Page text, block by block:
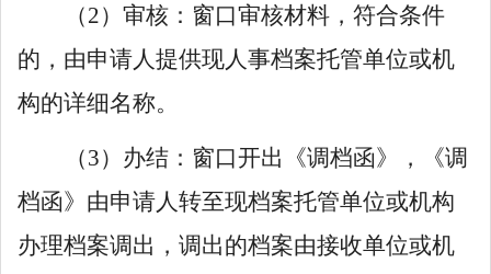
（2）审核：窗口审核材料，符合条件
的，由申请人提供现人事档案托管单位或机
构的详细名称。
（3）办结：窗口开出《调档函》，《调
档函》由申请人转至现档案托管单位或机构
办理档案调出，调出的档案由接收单位或机